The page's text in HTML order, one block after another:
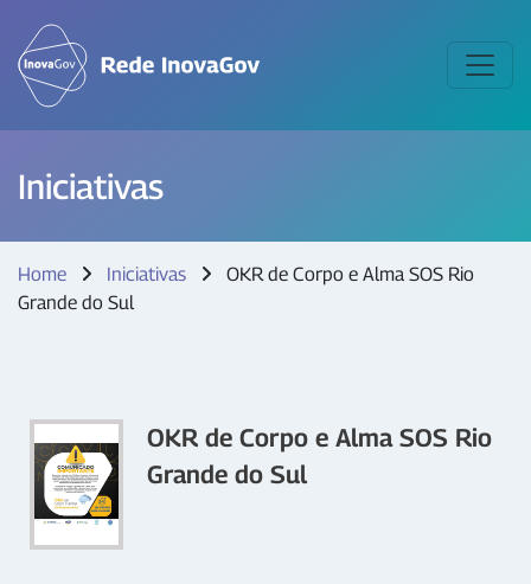
Iniciativas
Home Iniciativas
OKR de Corpo e Alma SOS Rio
Grande do Sul
OKR de Corpo e Alma SOS Rio
Grande do Sul